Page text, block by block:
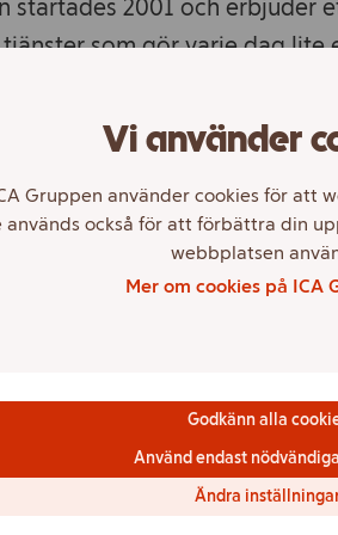
startades 2001 och erbjuder
som gör varje dag lite
priser och avgifter,
bedrivs inom de två
tjänster hanteras genom
medier, samt
finns även i ICA-butikerna.
driver ICA Banken även
ICA Försäkring. ICA
Vi använder
Gruppen använder cookies för att
används också för att förbättra din
webbplatsen
Mer om cookies på ICA
Godkänn alla
Använd endast
Ändra